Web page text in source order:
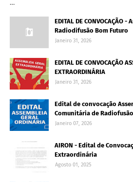
…
EDITAL DE CONVOCAÇÃO
Radiodifusão Bom Futuro
Janeiro 31, 2026
EDITAL DE CONVOCAÇÃO
EXTRAORDINÁRIA
Janeiro 31, 2026
Edital de convocação
Comunitária de
Janeiro 07, 2026
AIRON - Edital de
Extraordinária
Agosto 01, 2025